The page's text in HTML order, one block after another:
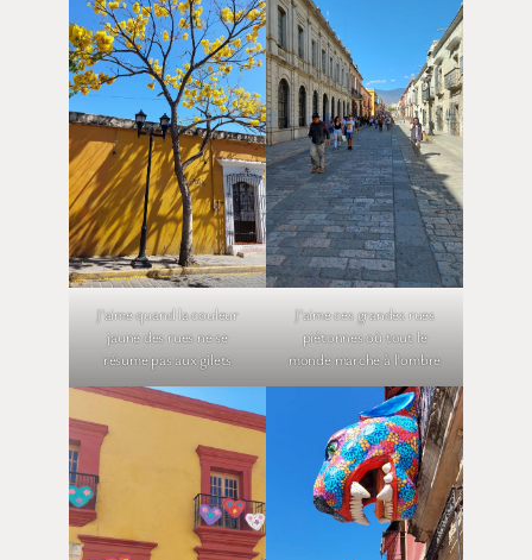
J’aime quand la couleur
jaune des rues ne se
résume pas aux gilets
J’aime ces grandes rues
piétonnes où tout le
monde marche à l’ombre